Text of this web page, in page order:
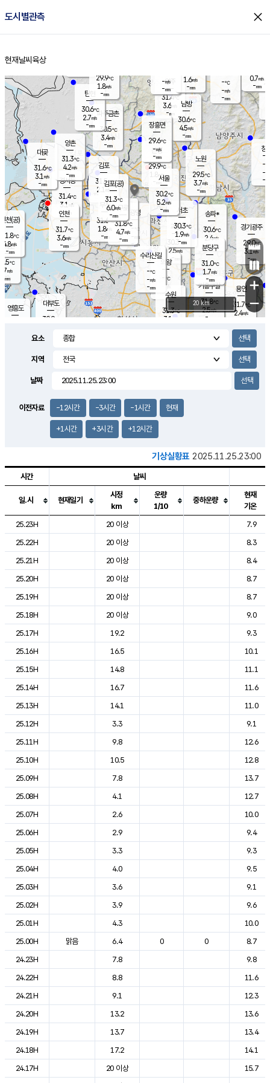
도시별관측 close
홈
현재날씨 육상
의도
℃
m/s
mm
영흥도
양주
31.4℃
3.6
-mm
과천
30.3℃
2.5m/s
- mm
용인
31.7℃
2.4m/s
경기광주
29.0℃
3.1m/s
-mm
3.4m/s
대부도
30.9
경서동
31.4℃
3.1 m/s
-mm
파주금촌
30.5℃
3.4m/s
-mm
-℃
-m/s
-mm
대곶
31.6℃
3.1 m/s
-mm
창
-
-m/
-
탄현
30.6℃
2.7m/s
-mm
0.7m/s
-mm
의왕
- ℃
m/s
mm
김포
31.5℃
2.1 m/s
mm
광명
- ℃
-m/s
-mm
부천
31.6℃
1.8m/s
-mm
양촌
31.3℃
4.2m/s
-mm
구로
31.8℃
4.7m/s
-mm
은평
29.9℃
1.8 m/s
- mm
노원
29.5℃
3.7m/s
-mm
송파*
30.6℃
2.4m/s
-mm
서초
30.3℃
1.9m/s
-mm
남방
30.6℃
4.5m/s
-mm
기흥구갈
31.8℃
2.5m/s
-
수리산길
-℃
-m/s
-mm
분당구
31.0℃
1.7m/s
-mm
장흥면
29.6℃
-m/s
-mm
-m/s
-mm
인천(공)
31.8℃
4.8m/s
-mm
김포(공)
31.3℃
6.0m/s
-mm
수원
31.3℃
3.1 m/s
인천
31.7℃
3.6m/s
-mm
서울
30.2℃
5.2m/s
-mm
29.9℃
1.8m/s
-mm
1.6m/s
-mm
+
−
20 km
요소
지역
날짜
이전자료 -12시간 -3시간 -1시간 현재
+1시간 +3시간 +12시간
기상실황표 2025.11.25.23:00
도시별 기상실황표로 지점, 날씨, 기온, 강수, 바람, 기압등을 안내한 표입
시간 날씨
일.시 현재일기
시정
km
운량
1/10
중하운량
현재
기온
25.23H
20 이상
7.9
25.22H
20 이상
8.3
25.21H
20 이상
8.4
25.20H
20 이상
8.7
25.19H
20 이상
8.7
25.18H
20 이상
9.0
25.17H
19.2
9.3
25.16H
16.5
10.1
25.15H
14.8
11.1
25.14H
16.7
11.6
25.13H
14.1
11.0
25.12H
3.3
9.1
25.11H
9.8
12.6
25.10H
10.5
12.8
25.09H
7.8
13.7
25.08H
4.1
12.7
25.07H
2.6
10.0
25.06H
2.9
9.4
25.05H
3.3
9.3
25.04H
4.0
9.5
25.03H
3.6
9.1
25.02H
3.9
9.6
25.01H
4.3
10.0
25.00H
맑음 6.4 0 0
8.7
24.23H
7.8
9.8
24.22H
8.8
11.6
24.21H
9.1
12.3
24.20H
13.2
13.6
24.19H
13.7
13.4
24.18H
17.2
14.1
24.17H
20 이상
15.7